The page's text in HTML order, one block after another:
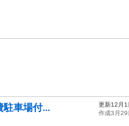
駐車場付...
更新12月1
作成3月29